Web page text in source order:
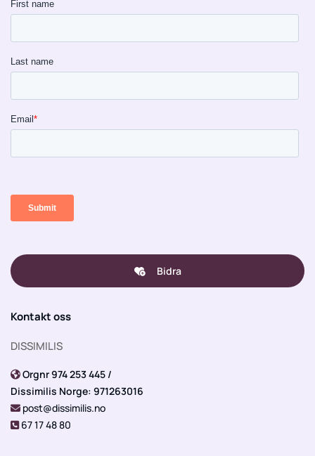
Bidra
Kontakt oss
DISSIMILIS
 Orgnr 974 253 445 /
Dissimilis Norge: 971263016
 post@dissimilis.no
 67 17 48 80